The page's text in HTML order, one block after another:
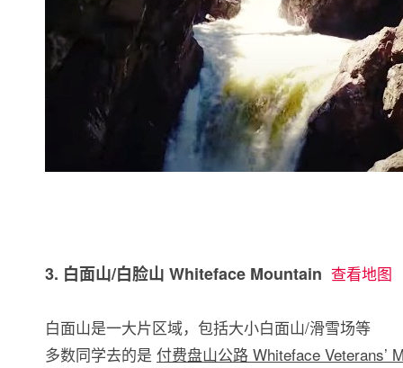
3. 白面山/白脸山 Whiteface Mountain 查看地图
白面山是一大片区域，包括大小白面山/滑雪场等
多数同学去的是 付费盘山公路 Whiteface Veterans’